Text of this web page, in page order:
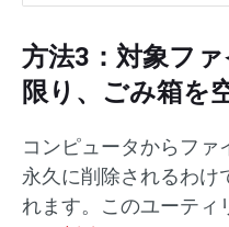
方法3：対象フ
限り、ごみ箱を
コンピュータからファ
永久に削除されるわけ
れます。このユーティ